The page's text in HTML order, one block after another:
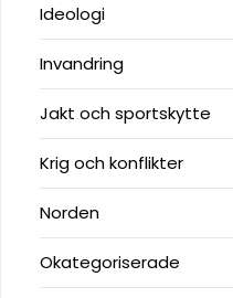
Ideologi
Invandring
Jakt och sportskytte
Krig och konflikter
Norden
Okategoriserade